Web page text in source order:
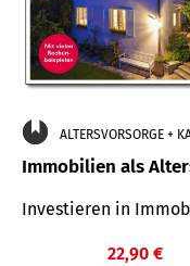
ALTERSVORSORGE +
Immobilien als
Investieren in
22,90 €